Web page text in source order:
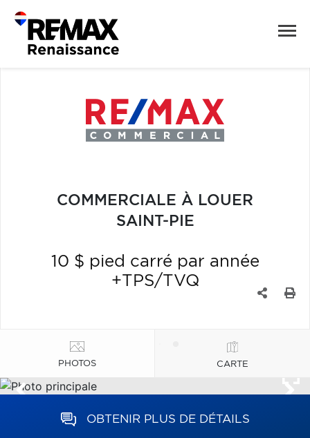
COMMERCIALE À LOUER
SAINT-PIE
10 $ pied carré par année
+TPS/TVQ
PHOTOS CARTE
OBTENIR PLUS DE DÉTAILS